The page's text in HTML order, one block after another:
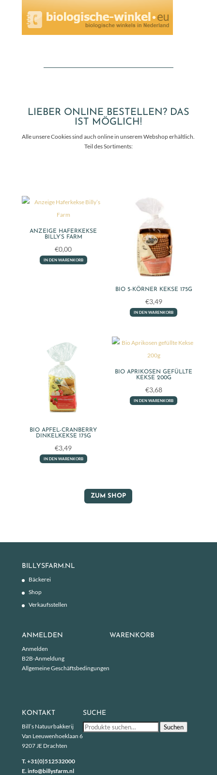
LIEBER ONLINE BESTELLEN? DAS
IST MÖGLICH!
Alle unsere Cookies sind auch online in unserem Webshop erhältlich.
Teil des Sortiments:
ANZEIGE HAFERKEKSE
BILLY’S FARM
€0,00
IN DEN WARENKORB
BIO 5-KÖRNER KEKSE 175G
€3,49
IN DEN WARENKORB
BIO APFEL-CRANBERRY
DINKELKEKSE 175G
€3,49
IN DEN WARENKORB
BIO APRIKOSEN GEFÜLLTE
KEKSE 200G
€3,68
IN DEN WARENKORB
ZUM SHOP
BILLYSFARM.NL
Bäckerei
Shop
Verkaufsstellen
ANMELDEN
Anmelden
B2B-Anmeldung
Allgemeine Geschäftsbedingungen
WARENKORB
KONTAKT
Bill’s Natuurbakkerij
Van Leeuwenhoeklaan 6
9207 JE Drachten
T. +31(0)512532000
E. info@billysfarm.nl
SUCHE
Suche
nach:
Suchen